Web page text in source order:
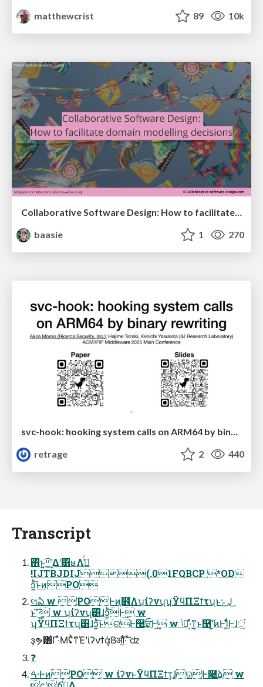
matthewcrist
89 10k
Collaborative Software Design: How to facilitate domain modelling decisions
baasie
1 270
retrage
2 440
Transcript
΋ͬͱ͍͍ײ͡ʹ͢Δʹ͸ʁΛߟ͑ͨ
!IJTBJDIJ(.01FQBCP *OD
ͻ͍ͪ͞ͱͷPO
લఏ w POͰͷ֤໾ׂΛʮίʔνʯʮΫϥΠΞϯτʯͱݺͿ͜
ͱʹ͠·͢ w ʮίʔνʯ͸ɺͻ͍ͪ͞Ͱ͢ w
ʮΫϥΠΞϯτʯ͸ɺͻ͍ͪ͞ͱରͰ࿩͢ਓͰ͢ w ݴ༿͕ܾ·ͬͯͳ͍ͱ࿩͠ʹ͍͘ͷͰܾΊ͚ͨͩͰɺਂ͍
ҙຯ͸͋Γ·ͤΜʢͪͳΈʹίʔνϯά͔Βऔ͖ͬͯ·͠ ͨʣ
❓
ࠓ·ͰͷPO w ίʔνͱΫϥΠΞϯτ͕ɺରͰ࿩͢ձ w